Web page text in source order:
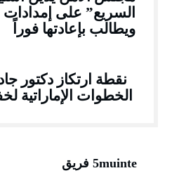
السريع” على إمدادات
ويطالب بإعادتها فوراً
نقطة ارتكاز دكتور
الخطوات الإماراتية
5muinte فريق